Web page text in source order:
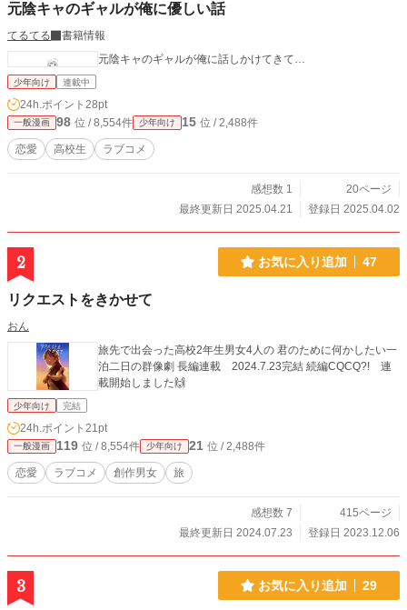
元陰キャのギャルが俺に優しい話
てるてる
書籍情報
元陰キャのギャルが俺に話しかけてきて…
少年向け 連載中
24h.ポイント 28pt
一般漫画 98 位 / 8,554件 少年向け 15 位 / 2,488件
恋愛 高校生 ラブコメ
感想数 1
20ページ
最終更新日 2025.04.21
登録日 2025.04.02
2 お気に入り追加 47
リクエストをきかせて
おん
旅先で出会った高校2年生男女4人の 君のために何かしたい一
泊二日の群像劇 長編連載 2024.7.23完結 続編CQCQ?! 連
載開始しました🙌
少年向け 完結
24h.ポイント 21pt
一般漫画 119 位 / 8,554件 少年向け 21 位 / 2,488件
恋愛 ラブコメ 創作男女 旅
感想数 7
415ページ
最終更新日 2024.07.23
登録日 2023.12.06
3 お気に入り追加 29